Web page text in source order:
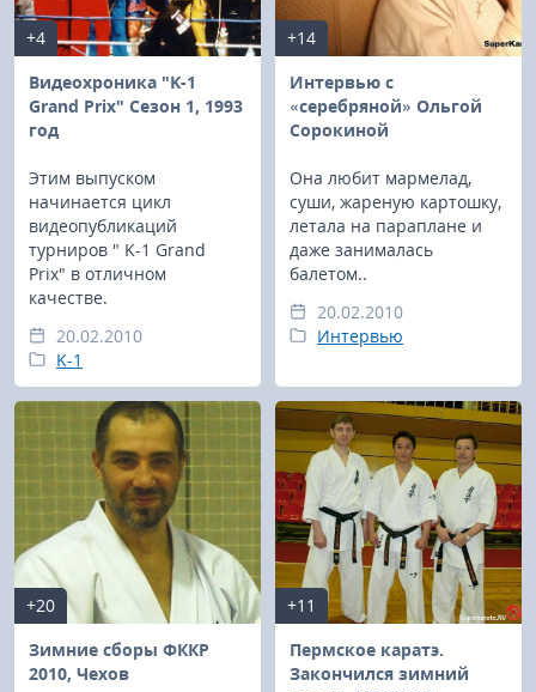
+4
Видеохроника "K-1
Grand Prix" Сезон 1, 1993
год
Этим выпуском
начинается цикл
видеопубликаций
турниров " K-1 Grand
Prix" в отличном
качестве.
20.02.2010
K-1
+14
Интервью с
«серебряной» Ольгой
Сорокиной
Она любит мармелад,
суши, жареную картошку,
летала на параплане и
даже занималась
балетом..
20.02.2010
Интервью
+20
Зимние сборы ФККР
2010, Чехов
+11
Пермское каратэ.
Закончился зимний
Бокс
UFC и MMA
Муай тай